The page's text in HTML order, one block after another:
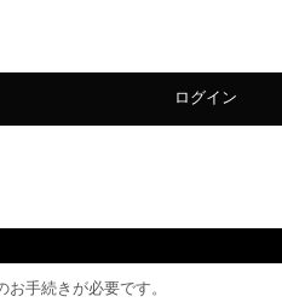
お手続きが必要です。